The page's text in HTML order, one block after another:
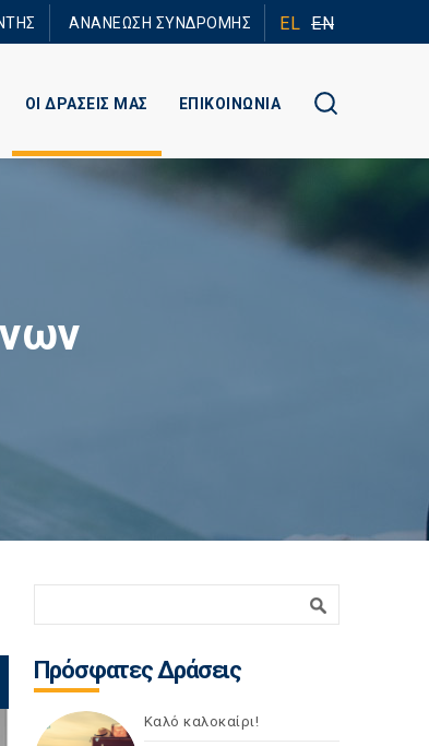
ΑΝΑΝΕΩΣΗ ΣΥΝΔΡΟΜΗΣ EL EN
ΟΙ ΔΡΑΣΕΙΣ ΜΑΣ ΕΠΙΚΟΙΝΩΝΙΑ
Πρόσφατες Δράσεις
Καλό καλοκαίρι!